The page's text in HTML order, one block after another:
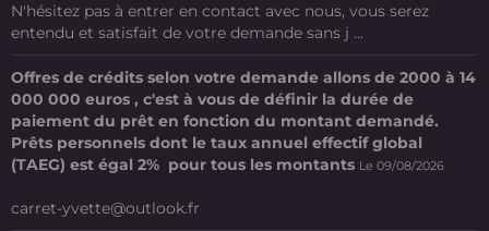
N'hésitez pas à entrer en contact avec nous, vous serez
entendu et satisfait de votre demande sans j ...
Offres de crédits selon votre demande allons de 2000 à 14
000 000 euros , c'est à vous de définir la durée de
paiement du prêt en fonction du montant demandé.
Prêts personnels dont le taux annuel effectif global
(TAEG) est égal 2% pour tous les montants Le 09/08/2026
carret-yvette@outlook.fr